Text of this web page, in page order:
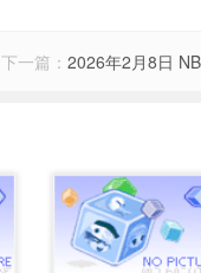
下一篇： 2026年2月8日